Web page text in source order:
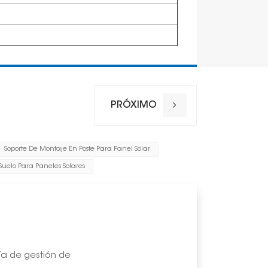
PRÓXIMO
Soporte De Montaje En Poste Para Panel Solar
Para Paneles Solares
de gestión de